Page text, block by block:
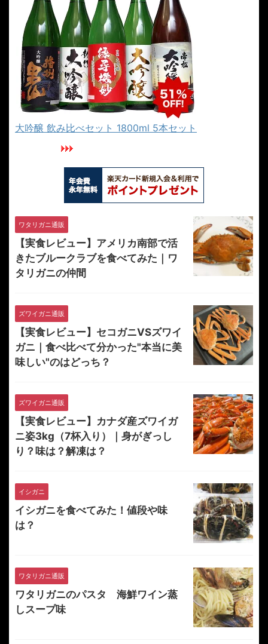
大吟醸 飲み比べセット 1800ml 5本セット
ワタリガニ通販
【実食レビュー】アメリカ南部で活
きたブルークラブを食べてみた｜ワ
タリガニの仲間
ズワイガニ通販
【実食レビュー】セコガニVSズワイ
ガニ｜食べ比べて分かった"本当に美
味しい"のはどっち？
ズワイガニ通販
【実食レビュー】カナダ産ズワイガ
ニ姿3kg（7杯入り）｜身がぎっし
り？味は？解凍は？
イシガニ
イシガニを食べてみた！値段や味
は？
ワタリガニ通販
ワタリガニのパスタ 海鮮ワイン蒸
しスープ味